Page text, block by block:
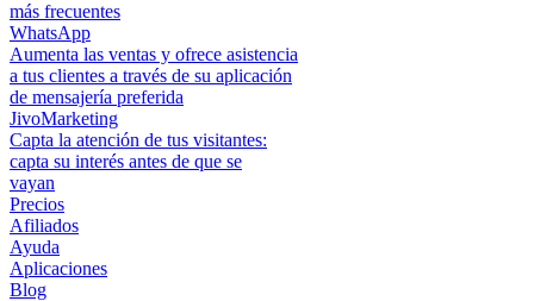
más frecuentes
WhatsApp
Aumenta las ventas y ofrece asistencia
a tus clientes a través de su aplicación
de mensajería preferida
JivoMarketing
Capta la atención de tus visitantes:
capta su interés antes de que se
vayan
Precios
Afiliados
Ayuda
Aplicaciones
Blog